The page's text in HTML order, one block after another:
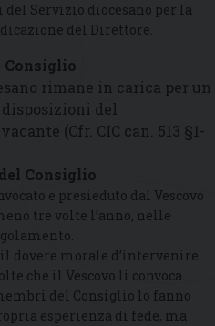
Servizio diocesano per la
del Direttore.
Consiglio
rimane in carica per un
del
(Cfr. CIC can. 513 §1-
Consiglio
e presieduto dal Vescovo
tre volte l’anno, nelle
dovere morale d’intervenire
che il Vescovo li convoca.
del Consiglio lo fanno
esperienza di fede, ma